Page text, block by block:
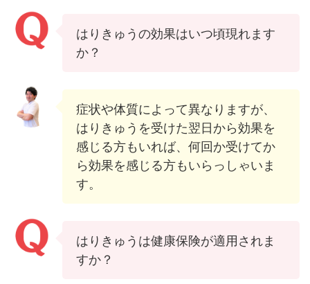
はりきゅうの効果はいつ頃現れます
か？
症状や体質によって異なりますが、
はりきゅうを受けた翌日から効果を
感じる方もいれば、何回か受けてか
ら効果を感じる方もいらっしゃいま
す。
はりきゅうは健康保険が適用されま
すか？